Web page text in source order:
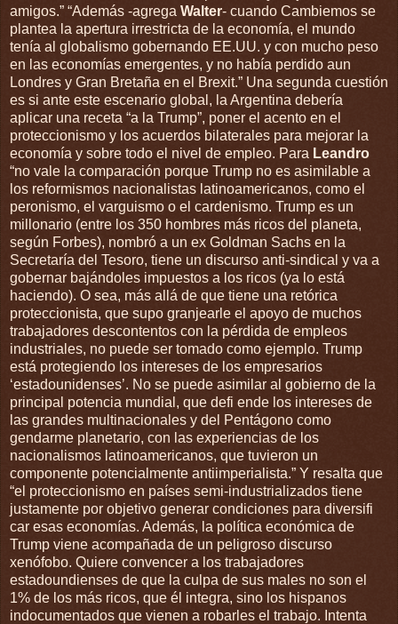
amigos.” “Además -agrega Walter- cuando Cambiemos se
plantea la apertura irrestricta de la economía, el mundo
tenía al globalismo gobernando EE.UU. y con mucho peso
en las economías emergentes, y no había perdido aun
Londres y Gran Bretaña en el Brexit.” Una segunda cuestión
es si ante este escenario global, la Argentina debería
aplicar una receta “a la Trump”, poner el acento en el
proteccionismo y los acuerdos bilaterales para mejorar la
economía y sobre todo el nivel de empleo. Para Leandro
“no vale la comparación porque Trump no es asimilable a
los reformismos nacionalistas latinoamericanos, como el
peronismo, el varguismo o el cardenismo. Trump es un
millonario (entre los 350 hombres más ricos del planeta,
según Forbes), nombró a un ex Goldman Sachs en la
Secretaría del Tesoro, tiene un discurso anti-sindical y va a
gobernar bajándoles impuestos a los ricos (ya lo está
haciendo). O sea, más allá de que tiene una retórica
proteccionista, que supo granjearle el apoyo de muchos
trabajadores descontentos con la pérdida de empleos
industriales, no puede ser tomado como ejemplo. Trump
está protegiendo los intereses de los empresarios
‘estadounidenses’. No se puede asimilar al gobierno de la
principal potencia mundial, que defi ende los intereses de
las grandes multinacionales y del Pentágono como
gendarme planetario, con las experiencias de los
nacionalismos latinoamericanos, que tuvieron un
componente potencialmente antiimperialista.” Y resalta que
“el proteccionismo en países semi-industrializados tiene
justamente por objetivo generar condiciones para diversifi
car esas economías. Además, la política económica de
Trump viene acompañada de un peligroso discurso
xenófobo. Quiere convencer a los trabajadores
estadoundienses de que la culpa de sus males no son el
1% de los más ricos, que él integra, sino los hispanos
indocumentados que vienen a robarles el trabajo. Intenta